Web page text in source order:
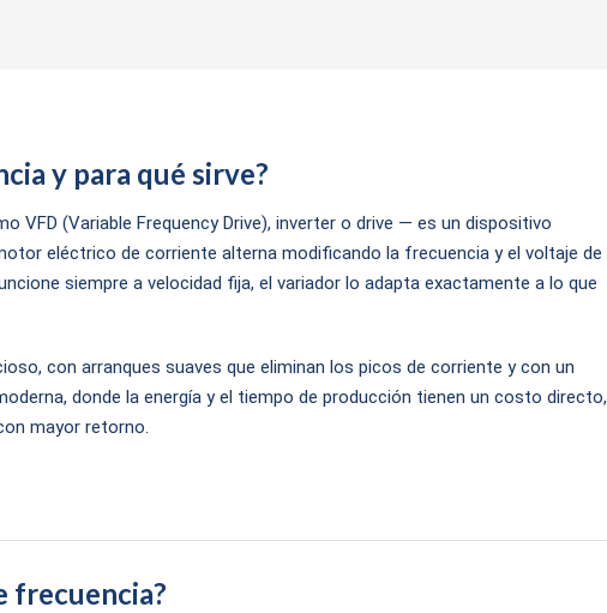
y para qué sirve?
VFD (Variable Frequency Drive), inverter o drive — es un dispositivo
eléctrico de corriente alterna modificando la frecuencia y el voltaje de
siempre a velocidad fija, el variador lo adapta exactamente a lo que
con arranques suaves que eliminan los picos de corriente y con un
donde la energía y el tiempo de producción tienen un costo directo,
mayor retorno.
frecuencia?